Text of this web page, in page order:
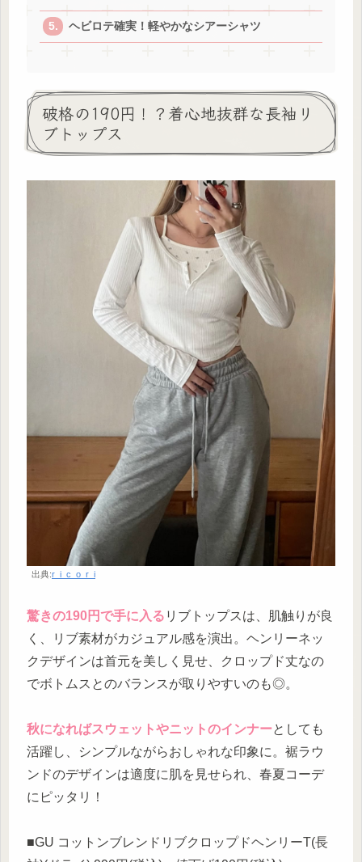
ヘビロテ確実！軽やかなシアーシャツ
破格の190円！？着心地抜群な長袖リ
ブトップス
出典:r_i_c_o_r_i
驚きの190円で手に入る リブトップスは、肌触りが良
く、リブ素材がカジュアル感を演出。ヘンリーネッ
クデザインは首元を美しく見せ、クロップド丈なの
でボトムスとのバランスが取りやすいのも◎。
秋になればスウェットやニットのインナーとしても
活躍し、シンプルながらおしゃれな印象に。裾ラウ
ンドのデザインは適度に肌を見せられ、春夏コーデ
にピッタリ！
■GU コットンブレンドリブクロップドヘンリーT(長